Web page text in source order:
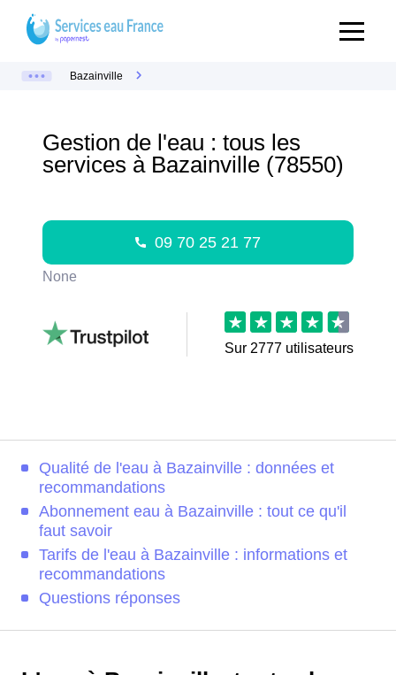
Bazainville
Gestion de l'eau : tous les
services à Bazainville (78550)
09 70 25 21 77
None
Sur 2777 utilisateurs
Qualité de l'eau à Bazainville : données et
recommandations
Abonnement eau à Bazainville : tout ce qu'il
faut savoir
Tarifs de l'eau à Bazainville : informations et
recommandations
Questions réponses